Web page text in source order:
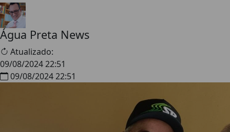
Água Preta News
Atualizado:
09/08/2024 22:51
09/08/2024 22:51